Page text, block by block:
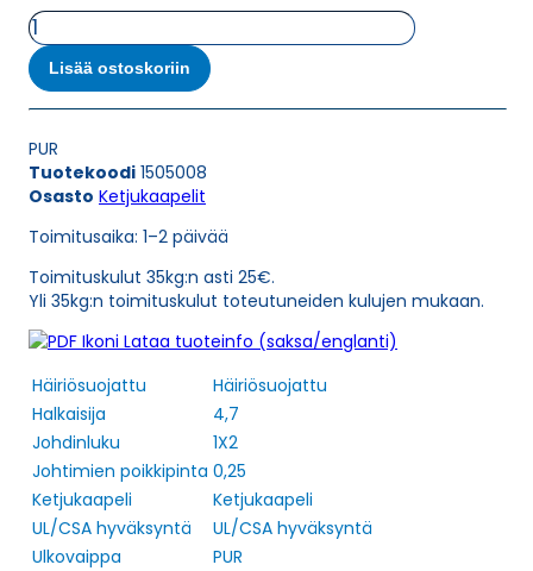
Ketjukaapeli
KAWEFLEX
6530
SK-
TP-
C-
PUR
UL/CSA
(AWG24)
Lisää ostoskoriin
PUR
Tuotekoodi 1505008
Osasto Ketjukaapelit
Toimitusaika: 1–2 päivää
Toimituskulut 35kg:n asti 25€.
Yli 35kg:n toimituskulut toteutuneiden kulujen mukaan.
Lataa tuoteinfo (saksa/englanti)
Häiriösuojattu
Häiriösuojattu
Halkaisija
4,7
Johdinluku
1X2
Johtimien poikkipinta 0,25
Ketjukaapeli
Ketjukaapeli
UL/CSA hyväksyntä
UL/CSA hyväksyntä
Ulkovaippa
PUR